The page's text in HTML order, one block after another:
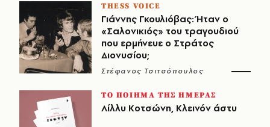
THESS VOICE
Γιάννης Γκουλιόβας: Ήταν ο
«Σαλονικιός» του τραγουδιού
που ερμήνευε ο Στράτος
Διονυσίου;
Στέφανος Τσιτσόπουλος
ΤΟ ΠΟΙΗΜΑ ΤΗΣ ΗΜΕΡΑΣ
Λίλλυ Κοτσώνη, Κλεινόν άστυ